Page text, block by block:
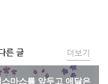
른 글
스마스를 앞두고 애닳은
더보기